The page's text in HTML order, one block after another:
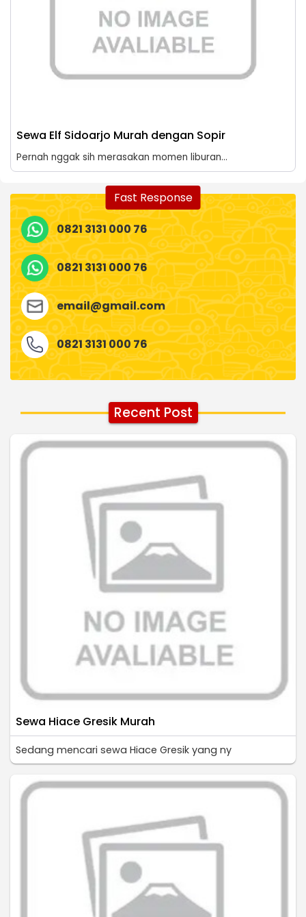
Sewa Elf Sidoarjo Murah dengan Sopir
Pernah nggak sih merasakan momen liburan...
Fast Response
0821 3131 000 76
0821 3131 000 76
email@gmail.com
0821 3131 000 76
Recent Post
Sewa Hiace Gresik Murah
Sedang mencari sewa Hiace Gresik yang ny